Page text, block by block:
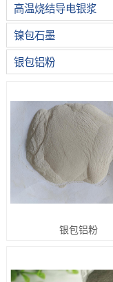
高温烧结导电银浆
镍包石墨
银包铝粉
银包铝粉